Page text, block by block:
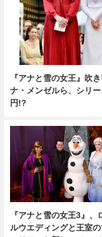
『アナと雪の女王』吹
ナ・メンゼルら、シリ
円!?
『アナと雪の女王3』、
ルウエディングと王室の